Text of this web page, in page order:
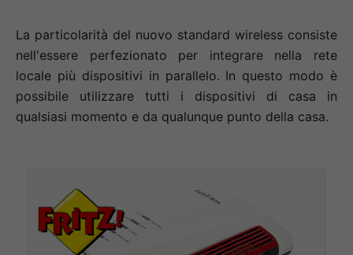
La particolarità del nuovo standard wireless consiste
nell'essere perfezionato per integrare nella rete
locale più dispositivi in parallelo. In questo modo è
possibile utilizzare tutti i dispositivi di casa in
qualsiasi momento e da qualunque punto della casa.